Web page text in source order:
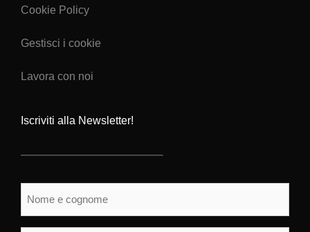
Cookie Policy
Gestisci i cookie
Lavora con noi
Iscriviti alla Newsletter!